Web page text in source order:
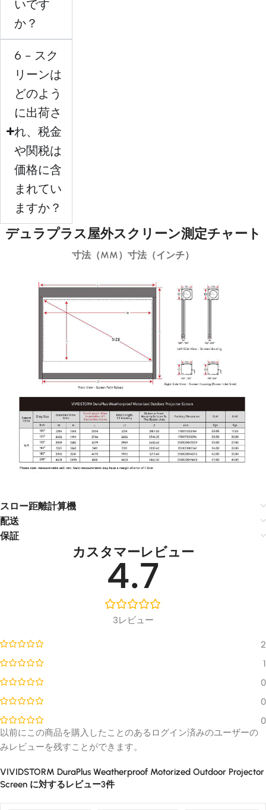
いです
か？
6 - スク
リーンは
どのよう
に出荷さ
れ、税金
や関税は
価格に含
まれてい
ますか？
デュラプラス屋外スクリーン測定チャート
寸法（MM） 寸法（インチ）
スロー距離計算機
配送
保証
カスタマーレビュー
4.7
3レビュー
2
1
0
0
0
VIVIDSTORM DuraPlus Weatherproof Motorized Outdoor Projector
Screen に対するレビュー3件
以前にこの商品を購入したことのあるログイン済みのユーザーの
みレビューを残すことができます。